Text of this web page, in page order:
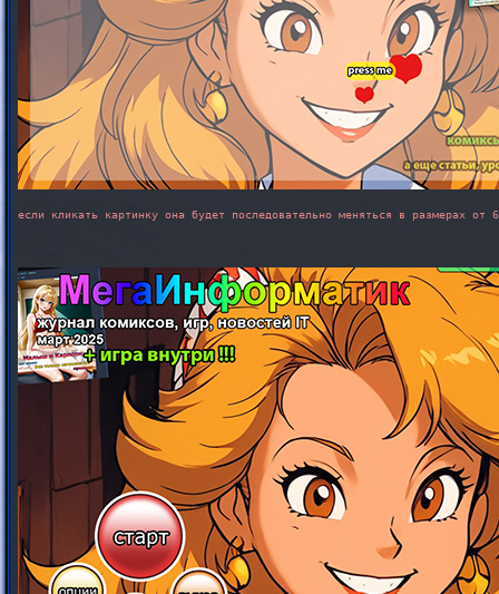
если кликать картинку она будет последовательно меняться в размерах от